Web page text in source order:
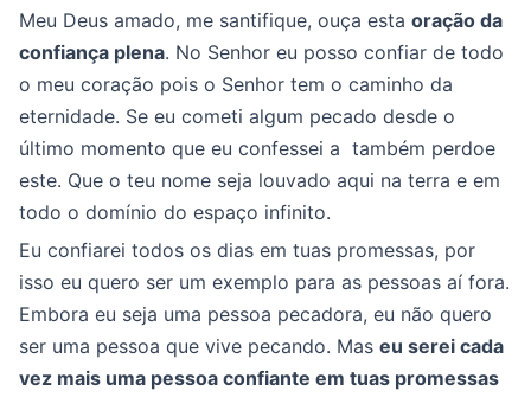
Meu Deus amado, me santifique, ouça esta oração da
confiança plena. No Senhor eu posso confiar de todo
o meu coração pois o Senhor tem o caminho da
eternidade. Se eu cometi algum pecado desde o
último momento que eu confessei a também perdoe
este. Que o teu nome seja louvado aqui na terra e em
todo o domínio do espaço infinito.
Eu confiarei todos os dias em tuas promessas, por
isso eu quero ser um exemplo para as pessoas aí fora.
Embora eu seja uma pessoa pecadora, eu não quero
ser uma pessoa que vive pecando. Mas eu serei cada
vez mais uma pessoa confiante em tuas promessas